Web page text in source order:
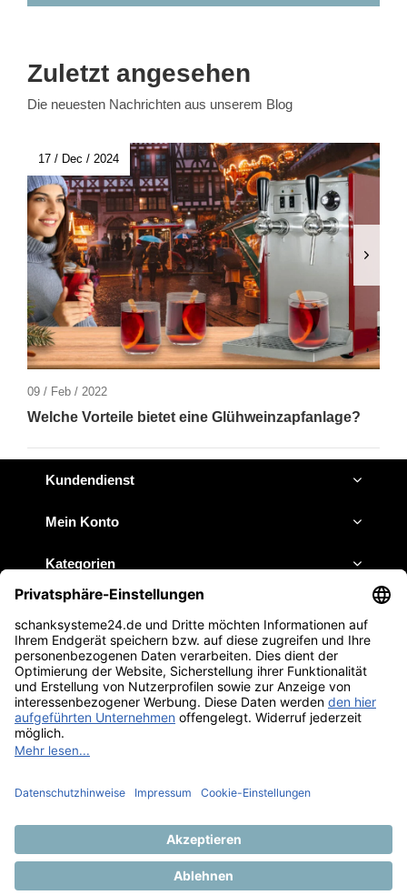
Zuletzt angesehen
Die neuesten Nachrichten aus unserem Blog
17 / Dec / 2024
09 / Feb / 2022
Welche Vorteile bietet eine Glühweinzapfanlage?
Kundendienst
Mein Konto
Kategorien
Impressum
JETZT ANRUFEN E-MAIL SCHREIBEN